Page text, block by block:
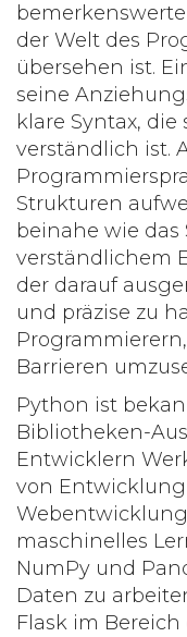
der Welt des
übersehen ist.
seine
klare Syntax,
verständlich ist.
Strukturen
beinahe wie das
verständlichem
der darauf
und präzise zu
Barrieren
Python ist
Bibliotheken-
Entwicklern
von Entwicklung
maschinelles
NumPy und
Daten zu
Flask im